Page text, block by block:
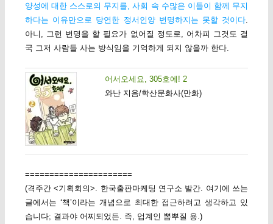
양성에 대한 스스로의 무지를, 사회 속 수많은 이들이 함께 무지
하다는 이유만으로 당연한 정서인양 변명하지는 못할 것이다
아니, 그런 변명을 할 필요가 없어질 정도로, 어차피 그것도 결
국 그저 사람들 사는 방식임을 기억하게 되지 않을까 한다.
어서오세요, 305호에! 2
와난 지음/학산문화사(만화)
======================
(격주간 <기획회의>. 한국출판마케팅 연구소 발간. 여기에 쓰는
글에서는 ‘책’이라는 개념으로 최대한 접근하려고 생각하고 있
습니다; 결과야 어찌되었든. 즉, 업계인 뽐뿌질 용.)